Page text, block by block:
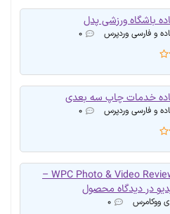
باشگاه ورزشی پدل
و فارسی وردپرس ۰
خدمات چاپ سه بعدی
و فارسی وردپرس ۰
افزونه WPC Photo & Video Reviews –
در دیدگاه محصول
ووکامرس ۰